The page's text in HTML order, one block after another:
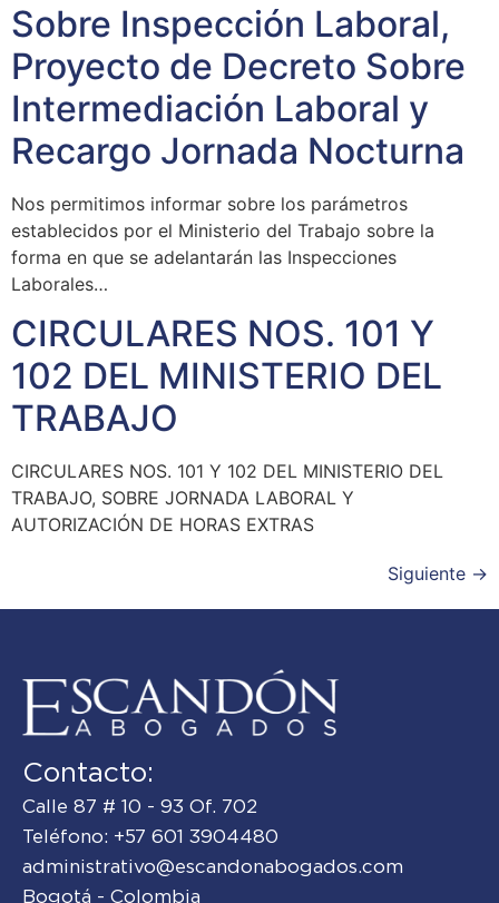
Sobre Inspección Laboral,
Proyecto de Decreto Sobre
Intermediación Laboral y
Recargo Jornada Nocturna
Nos permitimos informar sobre los parámetros
establecidos por el Ministerio del Trabajo sobre la
forma en que se adelantarán las Inspecciones
Laborales…
CIRCULARES NOS. 101 Y
102 DEL MINISTERIO DEL
TRABAJO
CIRCULARES NOS. 101 Y 102 DEL MINISTERIO DEL
TRABAJO, SOBRE JORNADA LABORAL Y
AUTORIZACIÓN DE HORAS EXTRAS
Siguiente →
Contacto:
Calle 87 # 10 - 93 Of. 702
Teléfono: +57 601 3904480
administrativo@escandonabogados.com
Bogotá - Colombia